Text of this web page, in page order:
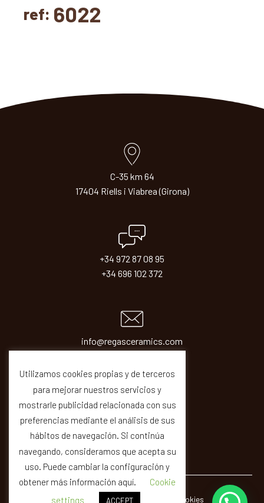
ref: 6022
C-35 km 64
17404 Riells i Viabrea (Girona)
+34 972 87 08 95
+34 696 102 372
info@regasceramics.com
© REGAS · Legal Privacity Cookies Quality
Utilizamos cookies propias y de terceros
para mejorar nuestros servicios y
mostrarle publicidad relacionada con sus
preferencias mediante el análisis de sus
hábitos de navegación. Si continúa
navegando, consideramos que acepta su
uso. Puede cambiar la configuración y
obtener más información aquí.
Cookie
settings
ACCEPT